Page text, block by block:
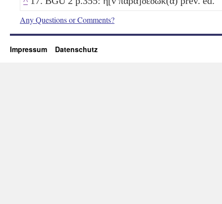
Any Questions or Comments?
Impressum Datenschutz